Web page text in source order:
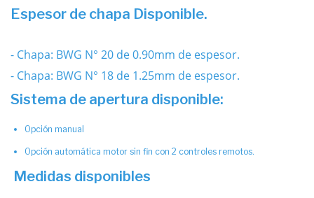
Espesor de chapa Disponible.
- Chapa: BWG N° 20 de 0.90mm de espesor.
- Chapa: BWG N° 18 de 1.25mm de espesor.
Sistema de apertura disponible:
Opción manual
Opción automática motor sin fin con 2 controles remotos.
Medidas disponibles